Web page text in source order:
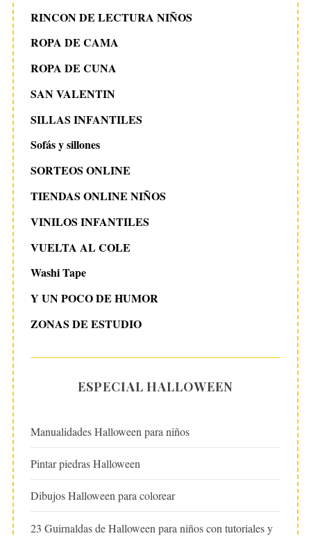
RINCON DE LECTURA NIÑOS
ROPA DE CAMA
ROPA DE CUNA
SAN VALENTIN
SILLAS INFANTILES
Sofás y sillones
SORTEOS ONLINE
TIENDAS ONLINE NIÑOS
VINILOS INFANTILES
VUELTA AL COLE
Washi Tape
Y UN POCO DE HUMOR
ZONAS DE ESTUDIO
ESPECIAL HALLOWEEN
Manualidades Halloween para niños
Pintar piedras Halloween
Dibujos Halloween para colorear
23 Guirnaldas de Halloween para niños con tutoriales y